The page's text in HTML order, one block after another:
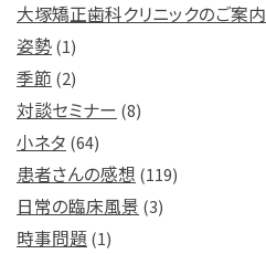
大塚矯正歯科クリニックのご案内
姿勢(1)
季節 (2)
対談セミナー (8)
小ネタ (64)
患者さんの感想 (119)
日常の臨床風景 (3)
時事問題 (1)